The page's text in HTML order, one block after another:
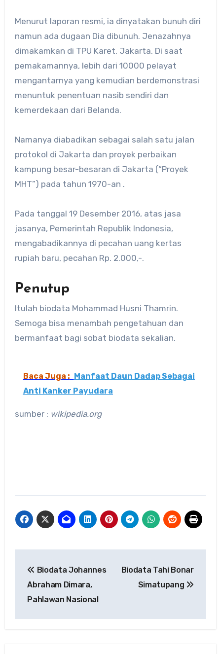
Menurut laporan resmi, ia dinyatakan bunuh diri
namun ada dugaan Dia dibunuh. Jenazahnya
dimakamkan di TPU Karet, Jakarta. Di saat
pemakamannya, lebih dari 10000 pelayat
mengantarnya yang kemudian berdemonstrasi
menuntuk penentuan nasib sendiri dan
kemerdekaan dari Belanda.
Namanya diabadikan sebagai salah satu jalan
protokol di Jakarta dan proyek perbaikan
kampung besar-besaran di Jakarta (“Proyek
MHT”) pada tahun 1970-an .
Pada tanggal 19 Desember 2016, atas jasa
jasanya, Pemerintah Republik Indonesia,
mengabadikannya di pecahan uang kertas
rupiah baru, pecahan Rp. 2.000,-.
Penutup
Itulah biodata Mohammad Husni Thamrin.
Semoga bisa menambah pengetahuan dan
bermanfaat bagi sobat biodata sekalian.
Baca Juga :
Manfaat Daun Dadap Sebagai
Anti Kanker Payudara
sumber : wikipedia.org
pos
Biodata Johannes
Abraham Dimara,
Pahlawan Nasional
Biodata Tahi Bonar
Simatupang